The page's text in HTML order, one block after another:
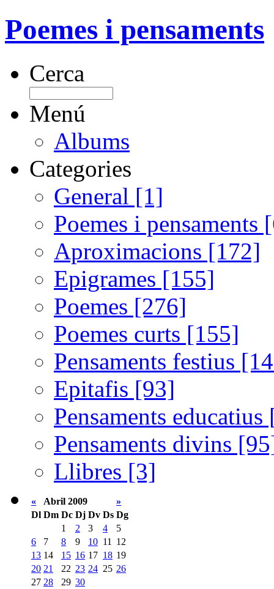
Poemes i pensaments
Cerca
Menú
Albums
Categories
General [1]
Poemes i pensaments
Aproximacions [172]
Epigrames [155]
Poemes [276]
Poemes curts [155]
Pensaments festius
Epitafis [93]
Pensaments
Pensaments divins
Llibres [3]
« Abril 2009
»
Dl Dm Dc Dj Dv Ds Dg
1
2 3 4
5
6
7 8 9 10 11
12
13 14 15 16 17 18 19
20 21 22 23 24 25 26
27 28 29 30